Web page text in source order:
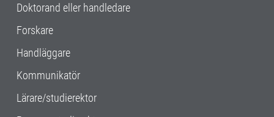
Doktorand eller handledare
Forskare
Handläggare
Kommunikatör
Lärare/studierektor